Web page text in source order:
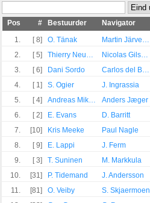
Pos # Bestuurder Navigator
1.
[ 8] O. Tänak Martin Järveoja
2.
[ 5] Thierry Neuville Nicolas Gilsoul
3.
[ 6] Dani Sordo Carlos del Barrio
4.
[ 1] S. Ogier J. Ingrassia
5.
[ 4] Andreas Mikkelsen Anders Jæger
6.
[ 2] E. Evans D. Barritt
7.
[10] Kris Meeke Paul Nagle
8.
[ 9] E. Lappi J. Ferm
9.
[ 3] T. Suninen M. Markkula
10.
[31] P. Tidemand J. Andersson
11.
[81] O. Veiby S. Skjaermoen